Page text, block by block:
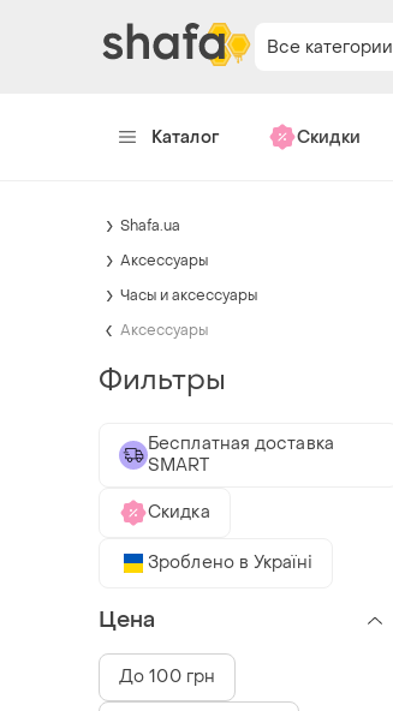
Все категории
Каталог Скидки
Shafa.ua
Аксессуары
Часы и аксессуары
Аксессуары
Фильтры
Бесплатная доставка
SMART
Скидка
Зроблено в Україні
Цена
До 100 грн